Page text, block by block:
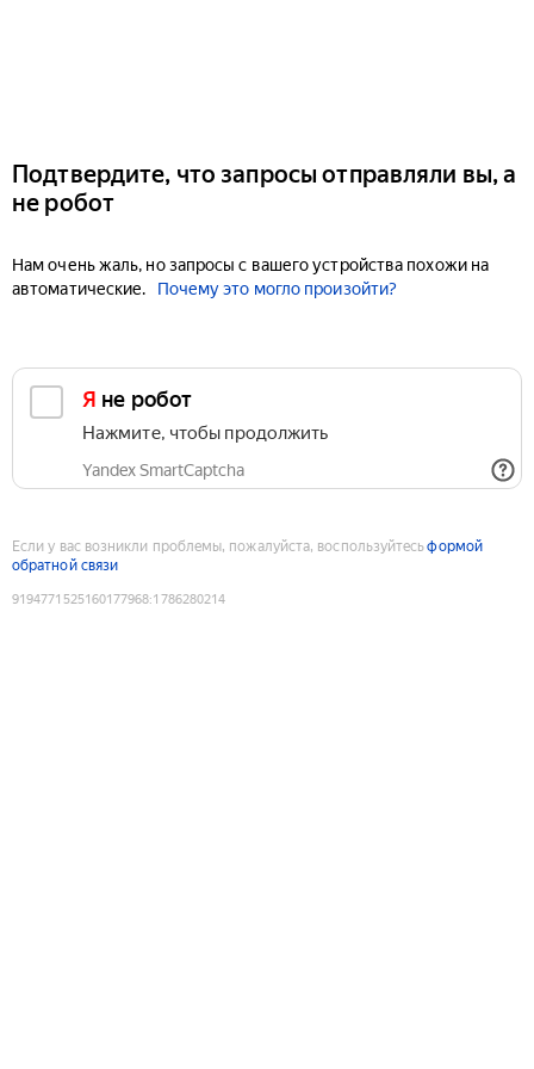
Подтвердите, что запросы отправляли вы, а
не робот
Нам очень жаль, но запросы с вашего устройства похожи на
автоматические.
Почему это могло произойти?
Я не робот
Нажмите, чтобы продолжить
Yandex SmartCaptcha
Если у вас возникли проблемы, пожалуйста, воспользуйтесьформой
обратной связи
9194771525160177968:1786280214